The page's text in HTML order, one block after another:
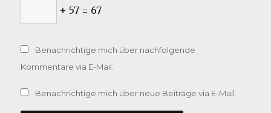
+ 57 = 67
Benachrichtige mich über nachfolgende
Kommentare via E-Mail.
Benachrichtige mich über neue Beiträge via E-Mail.